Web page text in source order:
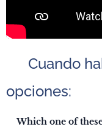
✅ Cuando
opciones:
❓️Which one of